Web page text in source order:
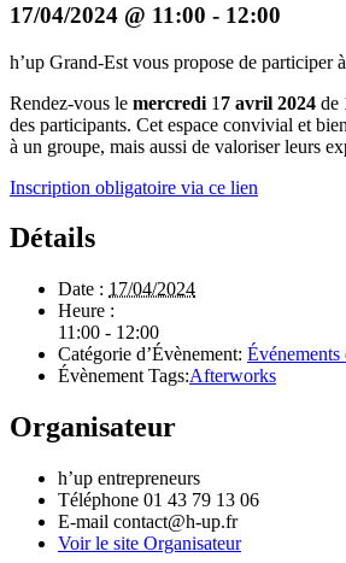
17/04/2024 @ 11:00 - 12:00
h’up Grand-Est vous propose de participer
Rendez-vous le mercredi 1 7 avril 2024 de
des participants. Cet espace convivial et
à un groupe, mais aussi de valoriser leurs
Inscription obligatoire via ce lien
Détails
Date : 17/04/2024
Heure :
11:00 - 12:00
Catégorie d’Évènement: Événements
Évènement Tags:Afterworks
Organisateur
h’up entrepreneurs
Téléphone 01 43 79 13 06
E-mail contact@h-up.fr
Voir le site Organisateur